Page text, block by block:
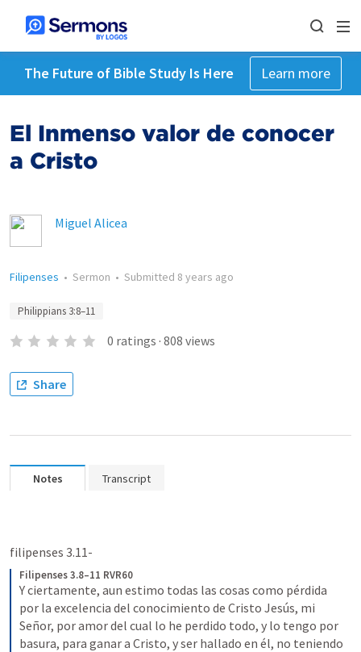
The Future of Bible Study Is Here Learn more
El Inmenso valor de conocer
a Cristo
Miguel Alicea
Filipenses • Sermon • Submitted 8 years ago
Philippians 3:8–11
0 ratings · 808 views
Share
Notes Transcript
filipenses 3.11-
Filipenses 3.8–11 RVR60
Y ciertamente, aun estimo todas las cosas como pérdida
por la excelencia del conocimiento de Cristo Jesús, mi
Señor, por amor del cual lo he perdido todo, y lo tengo por
basura, para ganar a Cristo, y ser hallado en él, no teniendo